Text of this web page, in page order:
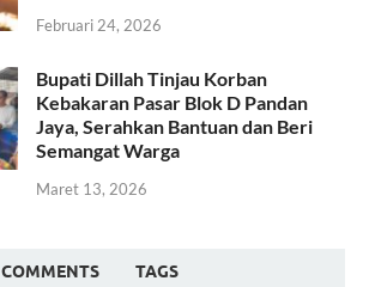
Februari 24, 2026
Bupati Dillah Tinjau Korban
Kebakaran Pasar Blok D Pandan
Jaya, Serahkan Bantuan dan Beri
Semangat Warga
Maret 13, 2026
COMMENTS TAGS